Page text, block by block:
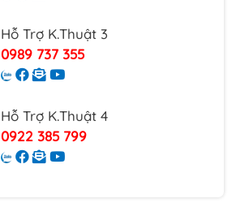
Hỗ Trợ K.Thuật 3
0989 737 355
Hỗ Trợ K.Thuật 4
0922 385 799